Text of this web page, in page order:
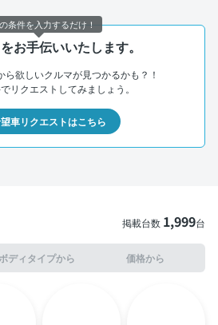
お手伝いいたします。
ら欲しいクルマが見つかるかも？！
リクエストしてみましょう。
車リクエストはこちら
掲載台数 1,999台
ボディタイプから 価格から
条件を入力するだけ！